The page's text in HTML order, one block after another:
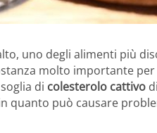
uno degli alimenti più
molto importante
di colesterolo cattivo
quanto può causare